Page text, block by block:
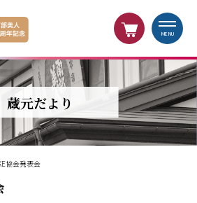
MENU
蔵元だより
協会発表会